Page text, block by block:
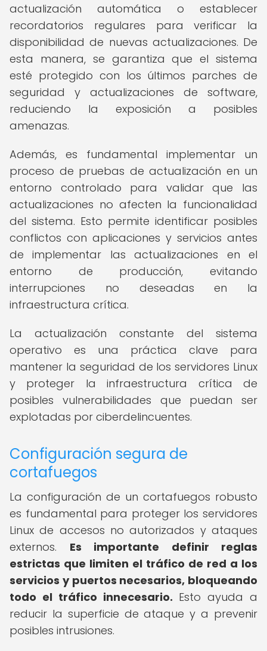
actualización automática o establecer
recordatorios regulares para verificar la
disponibilidad de nuevas actualizaciones. De
esta manera, se garantiza que el sistema
esté protegido con los últimos parches de
seguridad y actualizaciones de software,
reduciendo la exposición a posibles
amenazas.
Además, es fundamental implementar un
proceso de pruebas de actualización en un
entorno controlado para validar que las
actualizaciones no afecten la funcionalidad
del sistema. Esto permite identificar posibles
conflictos con aplicaciones y servicios antes
de implementar las actualizaciones en el
entorno de producción, evitando
interrupciones no deseadas en la
infraestructura crítica.
La actualización constante del sistema
operativo es una práctica clave para
mantener la seguridad de los servidores Linux
y proteger la infraestructura crítica de
posibles vulnerabilidades que puedan ser
explotadas por ciberdelincuentes.
Configuración segura de
cortafuegos
La configuración de un cortafuegos robusto
es fundamental para proteger los servidores
Linux de accesos no autorizados y ataques
externos. Es importante definir reglas
estrictas que limiten el tráfico de red a los
servicios y puertos necesarios, bloqueando
todo el tráfico innecesario. Esto ayuda a
reducir la superficie de ataque y a prevenir
posibles intrusiones.